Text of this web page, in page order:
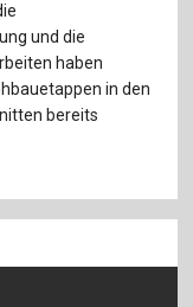
und die
haben
in den
bereits